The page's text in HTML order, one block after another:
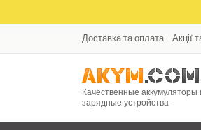
Доставка та оплата Акції
Качественные аккумуляторы
зарядные устройства